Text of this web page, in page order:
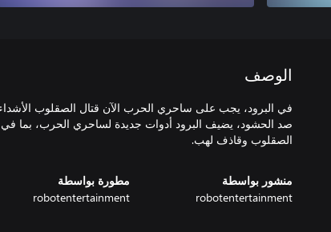
الوصف
في البرود، يجب على ساحري الحرب الآن قتال الصقلوب
صد الحشود، يضيف البرود أدوات جديدة لساحري الحرب، بما
الصقلوب وقاذف لهب.
منشور بواسطة
robotentertainment
مطورة بواسطة
robotentertainment